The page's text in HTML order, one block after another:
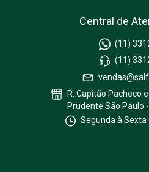
Central de
(11)
(11)
R. Capitão Pacheco
Prudente São Paulo
Segunda à Sexta